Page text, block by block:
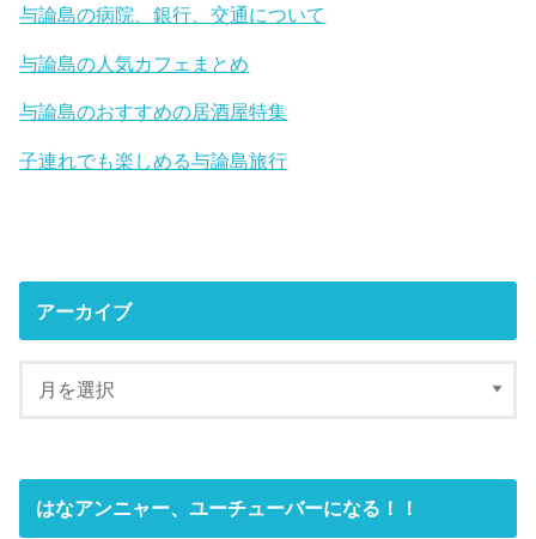
与論島の病院、銀行、交通について
与論島の人気カフェまとめ
与論島のおすすめの居酒屋特集
子連れでも楽しめる与論島旅行
アーカイブ
はなアンニャー、ユーチューバーになる！！